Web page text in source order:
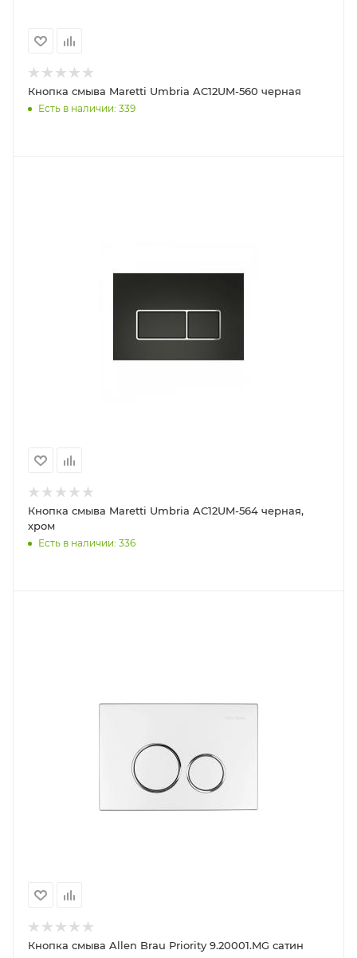
Кнопка смыва Maretti Umbria AC12UM-560 черная
Есть в наличии: 339
Кнопка смыва Maretti Umbria AC12UM-564 черная,
хром
Есть в наличии: 336
Кнопка смыва Allen Brau Priority 9.20001.MG сатин